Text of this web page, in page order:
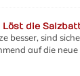
Löst die
sind
auf die